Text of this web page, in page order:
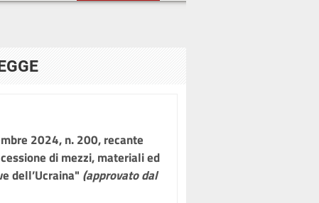
2024, n. 200, recante
di mezzi, materiali ed
dell’Ucraina" (approvato dal